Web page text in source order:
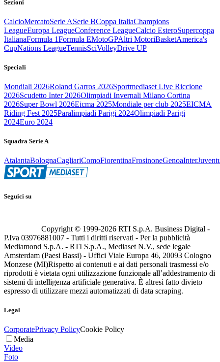
Sezioni
CalcioMercatoSerie ASerie BCoppa ItaliaChampions
LeagueEuropa LeagueConference LeagueCalcio EsteroSupercoppa
ItalianaFormula 1Formula EMotoGPAltri MotoriBasketAmerica's
CupNations LeagueTennisSciVolleyDrive UP
Speciali
Mondiali 2026Roland Garros 2026Sportmediaset Live Riccione
2026Scudetto Inter 2026Olimpiadi Invernali Milano Cortina
2026Super Bowl 2026Eicma 2025Mondiale per club 2025EICMA
Riding Fest 2025Paralimpiadi Parigi 2024Olimpiadi Parigi
2024Euro 2024
Squadra Serie A
AtalantaBolognaCagliariComoFiorentinaFrosinoneGenoaInter
Seguici su
Copyright © 1999-2026 RTI S.p.A. Business Digital -
P.Iva 03976881007 - Tutti i diritti riservati - Per la pubblicità
Mediamond S.p.A. - RTI S.p.A., Mediaset N.V., sede legale
Amsterdam (Paesi Bassi) - Uffici Viale Europa 46, 20093 Cologno
Monzese (MI)Rispetto ai contenuti e ai dati personali trasmessi e/o
riprodotti è vietata ogni utilizzazione funzionale all’addestramento di
sistemi di intelligenza artificiale generativa. È altresì fatto divieto
espresso di utilizzare mezzi automatizzati di data scraping.
Legal
CorporatePrivacy PolicyCookie Policy
Media
Video
Foto